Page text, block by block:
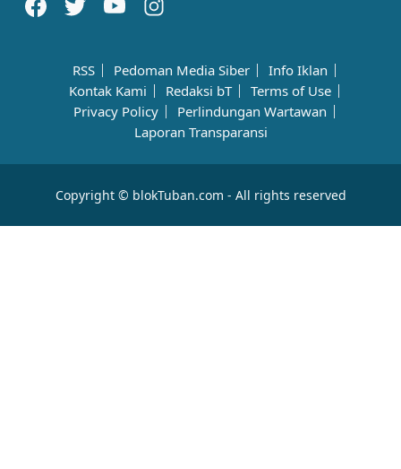
RSS Pedoman Media Siber
Info Iklan
Kontak Kami
Redaksi bT
Terms of Use
Privacy Policy
Perlindungan Wartawan
Laporan Transparansi
Copyright © blokTuban.com - All rights reserved